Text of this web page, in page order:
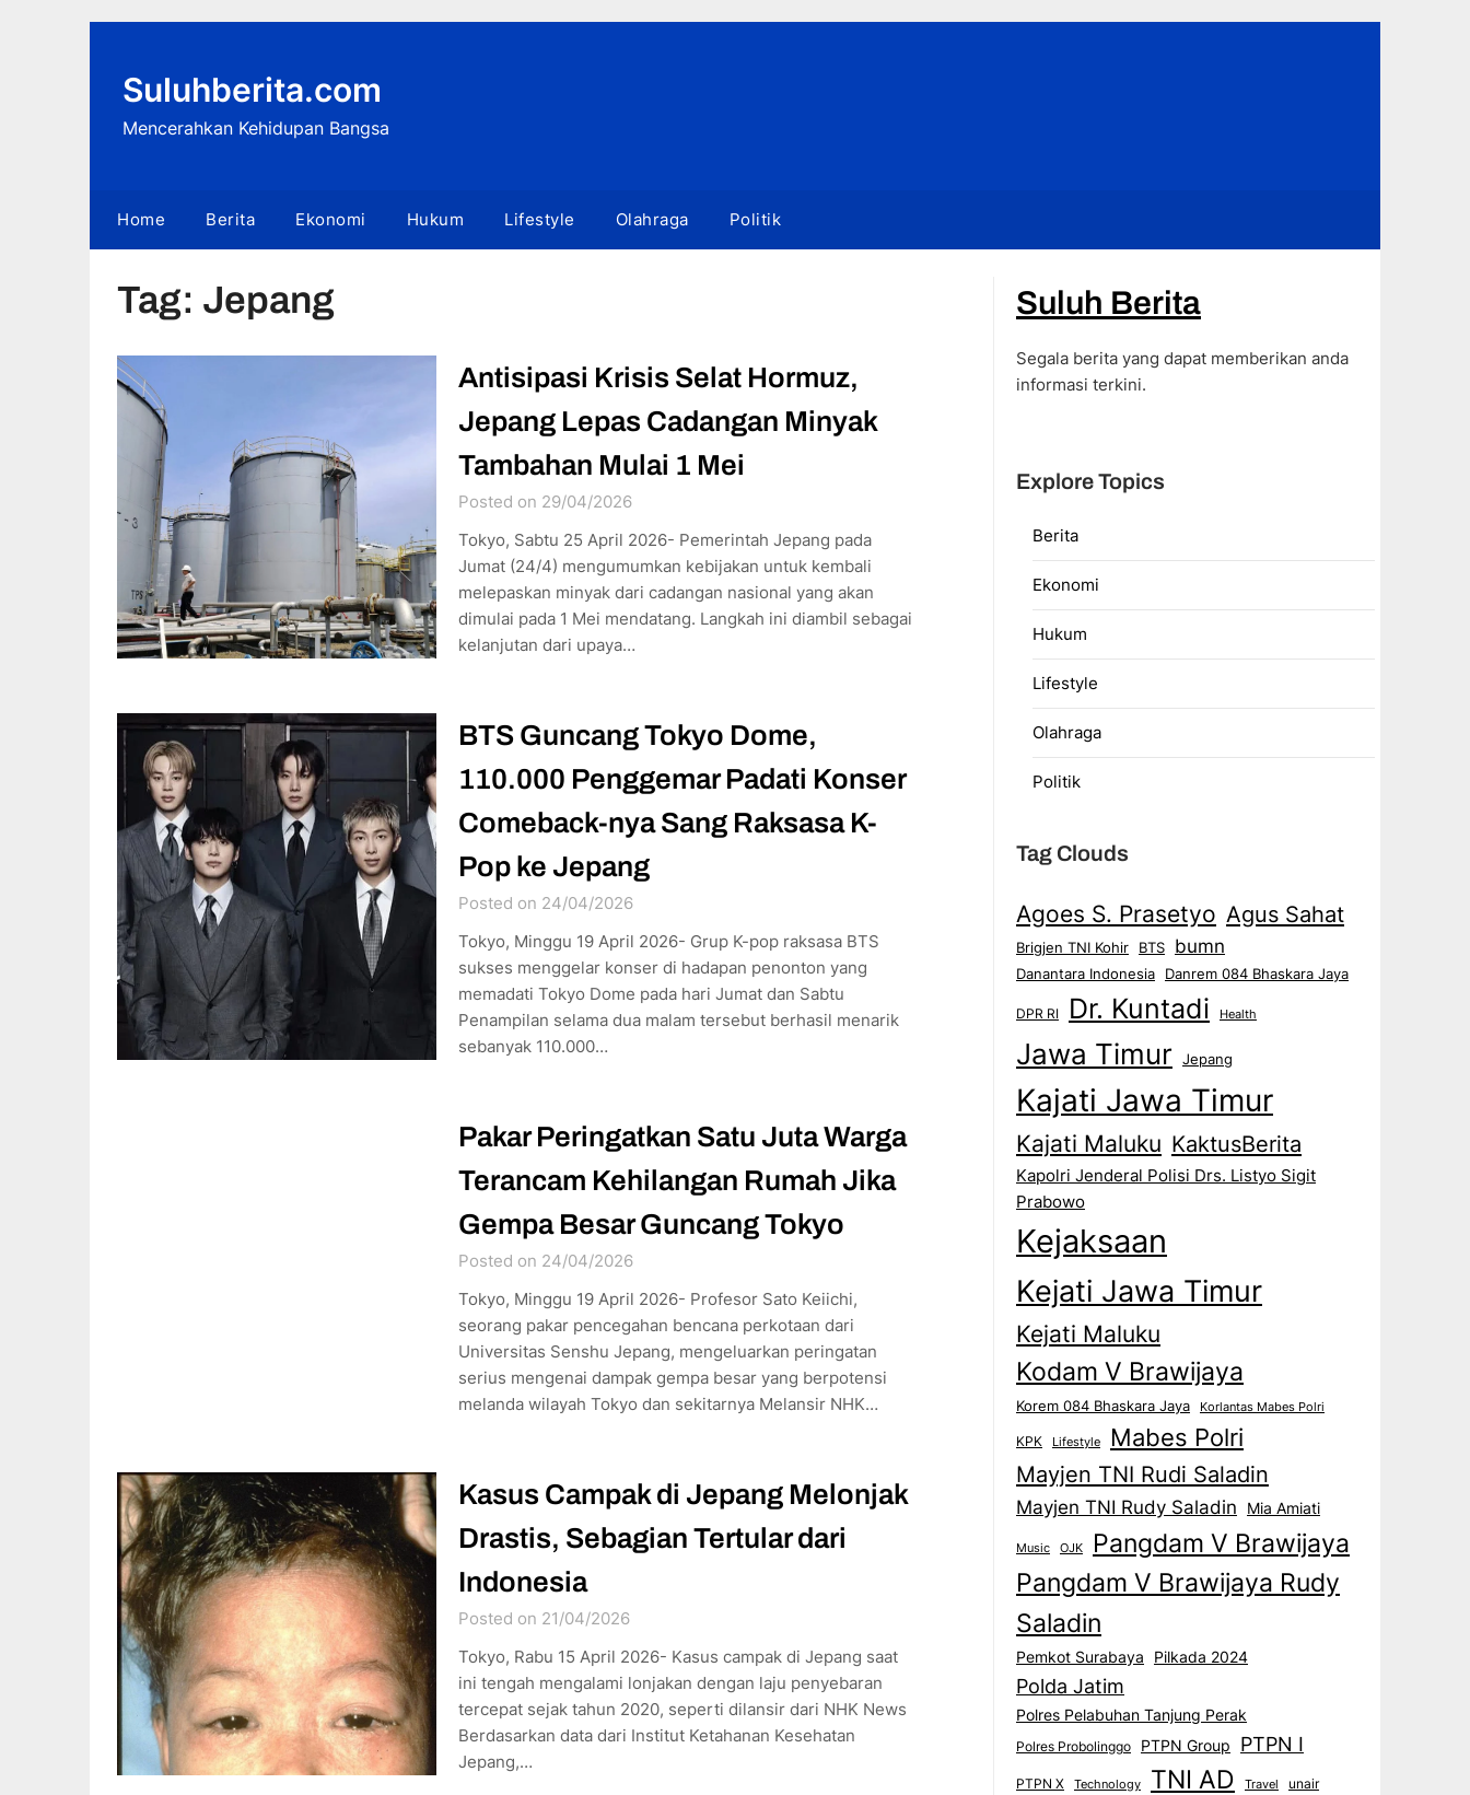
Suluhberita.com
Mencerahkan Kehidupan Bangsa
Home Berita Ekonomi Hukum Lifestyle Olahraga Politik
Tag: Jepang
Antisipasi Krisis Selat Hormuz,
Jepang Lepas Cadangan Minyak
Tambahan Mulai 1 Mei
Posted on 29/04/2026
Tokyo, Sabtu 25 April 2026- Pemerintah Jepang pada
Jumat (24/4) mengumumkan kebijakan untuk kembali
melepaskan minyak dari cadangan nasional yang akan
dimulai pada 1 Mei mendatang. Langkah ini diambil sebagai
kelanjutan dari upaya…
BTS Guncang Tokyo Dome,
110.000 Penggemar Padati Konser
Comeback-nya Sang Raksasa K-
Pop ke Jepang
Posted on 24/04/2026
Tokyo, Minggu 19 April 2026- Grup K-pop raksasa BTS
sukses menggelar konser di hadapan penonton yang
memadati Tokyo Dome pada hari Jumat dan Sabtu
Penampilan selama dua malam tersebut berhasil menarik
sebanyak 110.000…
Pakar Peringatkan Satu Juta Warga
Terancam Kehilangan Rumah Jika
Gempa Besar Guncang Tokyo
Posted on 24/04/2026
Tokyo, Minggu 19 April 2026- Profesor Sato Keiichi,
seorang pakar pencegahan bencana perkotaan dari
Universitas Senshu Jepang, mengeluarkan peringatan
serius mengenai dampak gempa besar yang berpotensi
melanda wilayah Tokyo dan sekitarnya Melansir NHK…
Kasus Campak di Jepang Melonjak
Drastis, Sebagian Tertular dari
Indonesia
Posted on 21/04/2026
Tokyo, Rabu 15 April 2026- Kasus campak di Jepang saat
ini tengah mengalami lonjakan dengan laju penyebaran
tercepat sejak tahun 2020, seperti dilansir dari NHK News
Berdasarkan data dari Institut Ketahanan Kesehatan
Jepang,…
Suluh Berita
Segala berita yang dapat memberikan anda
informasi terkini.
Explore Topics
Berita
Ekonomi
Hukum
Lifestyle
Olahraga
Politik
Tag Clouds
Agoes S. Prasetyo Agus Sahat
Brigjen TNI Kohir BTS bumn
Danantara Indonesia Danrem 084 Bhaskara Jaya
DPR RI Dr. Kuntadi Health
Jawa Timur Jepang
Kajati Jawa Timur
Kajati Maluku KaktusBerita
Kapolri Jenderal Polisi Drs. Listyo Sigit
Prabowo
Kejaksaan
Kejati Jawa Timur
Kejati Maluku
Kodam V Brawijaya
Korem 084 Bhaskara Jaya Korlantas Mabes Polri
KPK Lifestyle Mabes Polri
Mayjen TNI Rudi Saladin
Mayjen TNI Rudy Saladin Mia Amiati
Music OJK Pangdam V Brawijaya
Pangdam V Brawijaya Rudy
Saladin
Pemkot Surabaya Pilkada 2024
Polda Jatim
Polres Pelabuhan Tanjung Perak
Polres Probolinggo PTPN Group PTPN I
PTPN X Technology TNI AD Travel unair